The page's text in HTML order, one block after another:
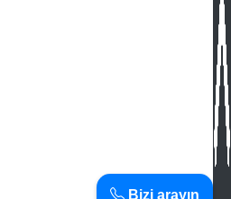
Bizi arayın